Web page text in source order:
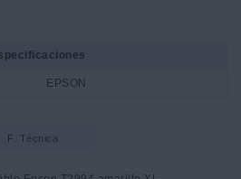
EPSON
F. Técnica